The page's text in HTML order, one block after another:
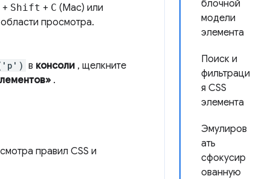
блочной
модели
элемента
Поиск и
фильтраци
я CSS
элемента
Эмулиров
ать
сфокусир
ованную
+ Shift + C (Mac) или
просмотра.
в консоли , щелкните
.
правил CSS и